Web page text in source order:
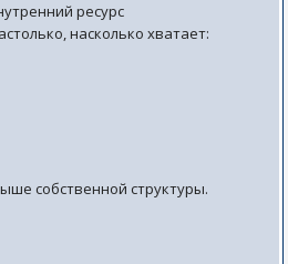
ресурс
насколько хватает:
собственной структуры.